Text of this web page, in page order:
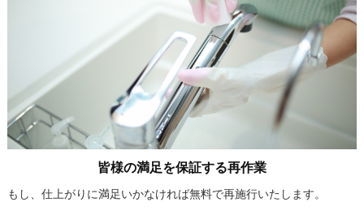
皆様の満足を保証する再作業
もし、仕上がりに満足いかなければ無料で再施行いたします。